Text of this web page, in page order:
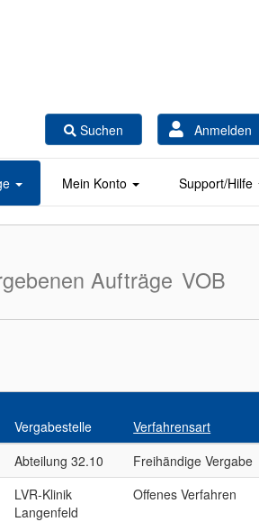
Suchen Anmelden
Kontrast ein
Mein Konto Support/Hilfe
Aufträge VOB
Vergabestelle Verfahrensart
Abteilung 32.10 Freihändige Vergabe
LVR-Klinik
Langenfeld
Offenes Verfahren